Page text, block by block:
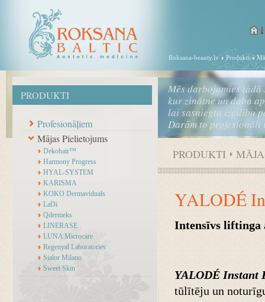
Mēs darbojamies tādā
kur zinātne un daba
lai sasniegtu izcilību
Darām to profesionāli
PRODUKTI
Profesionāļiem
Mājas Pielietojums
Dekohair™
Harmony Progress
HYAL-SYSTEM
KARISMA
KOKO Dermaviduals
LaDi
Qdermeks
LINERASE
LUNA Microcare
Regenyal Laboratories
Sialor Milano
Sweet Skin
Roksana-beauty.lv Produkti
PRODUKTI
YALODÉ
Intensīvs liftinga
YALODÉ Instant
tūlītēju un